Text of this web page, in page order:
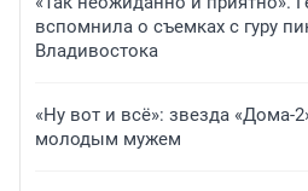
вспомнила о съемках с гуру
Владивостока
«Ну вот и всё»: звезда «Дома-
молодым мужем